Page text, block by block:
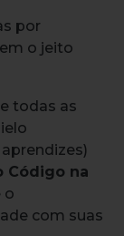
por
o jeito
todas as
Código na
o
com suas